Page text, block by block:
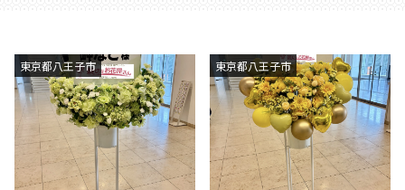
東京都八王子市 東京都八王子市